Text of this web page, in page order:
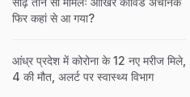
फिर कहां से आ गया?
आंध्र प्रदेश में कोरोना के 12 नए मरीज मिले,
4 की मौत, अलर्ट पर स्वास्थ्य विभाग